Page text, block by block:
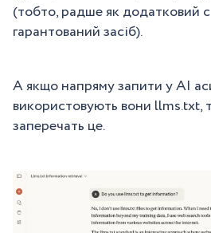
(тобто, радше як додатковий
гарантований засіб).
А якщо напряму запити у АІ
використовують вони llms.txt,
заперечать це.